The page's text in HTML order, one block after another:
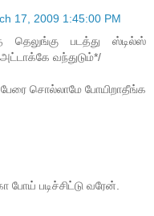
17, 2009 1:45:00 PM
படத்து ஸ்டில்ஸ்
வந்துடும்*/
சொல்லாமே போயிறாதீங்க
படிச்சிட்டு வரேன்.